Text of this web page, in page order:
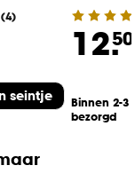
(4)
seintje
12.50
Binnen 2-3
bezorgd